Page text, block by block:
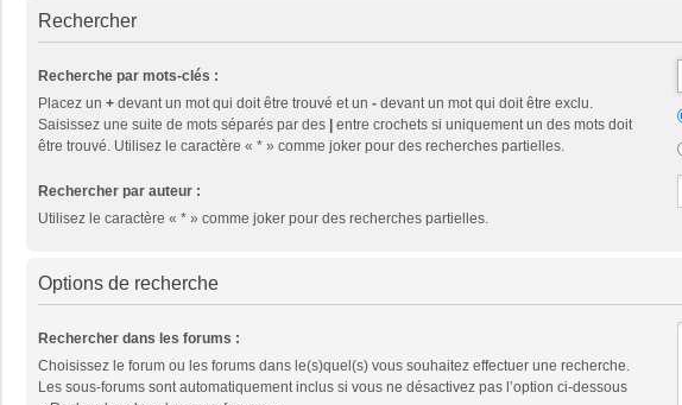
Rechercher
Recherche par mots-clés :
Placez un + devant un mot qui doit être trouvé et un - devant un mot qui doit être exclu.
Saisissez une suite de mots séparés par des | entre crochets si uniquement un des mots doit
être trouvé. Utilisez le caractère « * » comme joker pour des recherches partielles.
Rechercher par auteur :
Utilisez le caractère « * » comme joker pour des recherches partielles.
Options de recherche
Rechercher dans les forums :
Choisissez le forum ou les forums dans le(s)quel(s) vous souhaitez effectuer une recherche.
Les sous-forums sont automatiquement inclus si vous ne désactivez pas l’option ci-dessous